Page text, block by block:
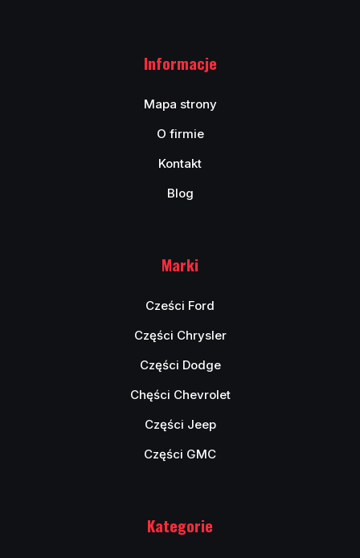
Informacje
Mapa strony
O firmie
Kontakt
Blog
Marki
Cześci Ford
Części Chrysler
Części Dodge
Chęści Chevrolet
Części Jeep
Części GMC
Kategorie